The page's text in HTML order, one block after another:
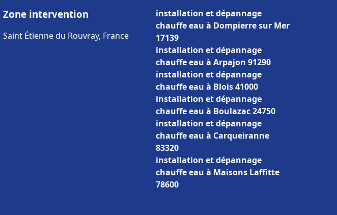
Zone intervention
Saint Étienne du Rouvray, France
installation et dépannage
chauffe eau à Dompierre sur Mer
17139
installation et dépannage
chauffe eau à Arpajon 91290
installation et dépannage
chauffe eau à Blois 41000
installation et dépannage
chauffe eau à Boulazac 24750
installation et dépannage
chauffe eau à Carqueiranne
83320
installation et dépannage
chauffe eau à Maisons Laffitte
78600